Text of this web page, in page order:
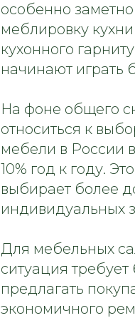
особенно
меблировку
кухонного
начинают играть
На фоне общего
относиться к
мебели в России
10% год к году.
выбирает более
индивидуальных
Для мебельных
ситуация
предлагать
экономичного